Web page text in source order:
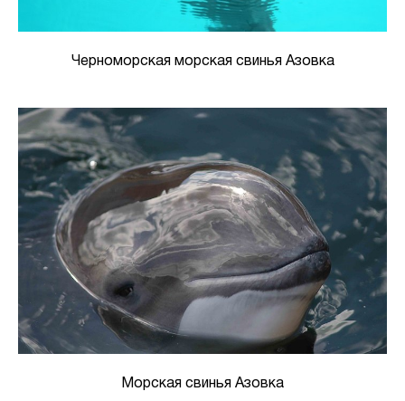
Черноморская морская свинья Азовка
Морская свинья Азовка